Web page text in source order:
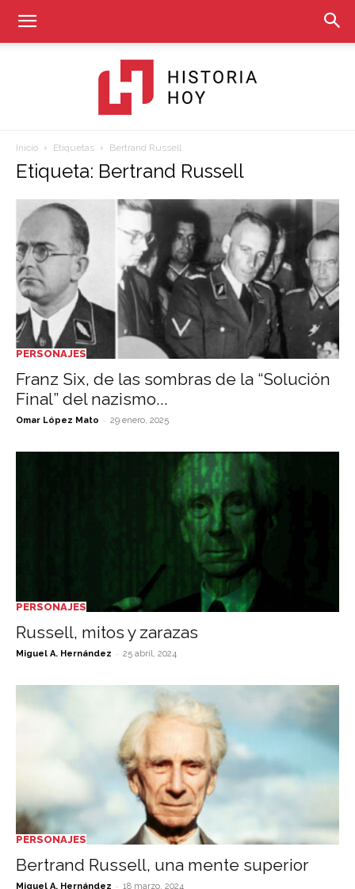
Historia
Hoy
Inicio Etiquetas Bertrand Russell
Etiqueta: Bertrand Russell
PERSONAJES
Franz Six, de las sombras de la “Solución
Final” del nazismo...
Omar López Mato - 29 enero, 2025
PERSONAJES
Russell, mitos y zarazas
Miguel A. Hernández - 25 abril, 2024
PERSONAJES
Bertrand Russell, una mente superior
Miguel A. Hernández - 18 marzo, 2024